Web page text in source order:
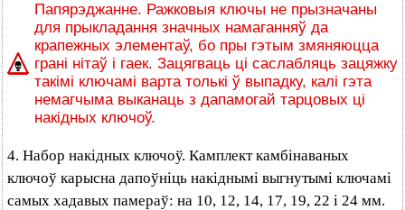
Папярэджанне. Ражковыя ключы не прызначаны
для прыкладання значных намаганняў да
крапежных элементаў, бо пры гэтым змяняюцца
грані нітаў і гаек. Зацягваць ці саслабляць зацяжку
такімі ключамі варта толькі ў выпадку, калі гэта
немагчыма выканаць з дапамогай тарцовых ці
накідных ключоў.
4. Набор накідных ключоў. Камплект камбінаваных
ключоў карысна дапоўніць накіднымі выгнутымі ключамі
самых хадавых памераў: на 10, 12, 14, 17, 19, 22 і 24 мм.